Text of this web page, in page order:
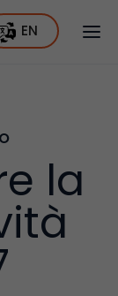
EN
la